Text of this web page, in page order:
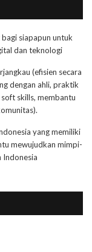
siapapun untuk
dan teknologi
(efisien secara
dengan ahli, praktik
skills, membantu
yang memiliki
mewujudkan mimpi-
Indonesia